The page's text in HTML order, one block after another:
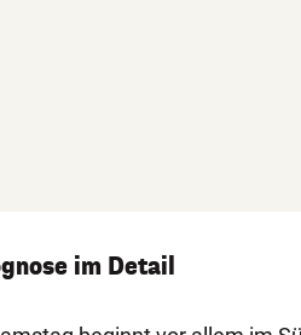
im Detail